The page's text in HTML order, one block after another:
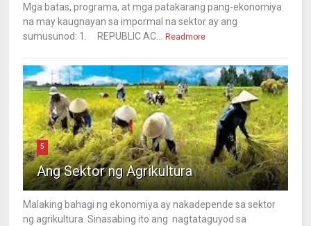
Mga batas, programa, at mga patakarang pang-ekonomiya
na may kaugnayan sa impormal na sektor ay ang
sumusunod: 1. REPUBLIC AC...
Readmore
5
Ang Sektor ng Agrikultura
Malaking bahagi ng ekonomiya ay nakadepende sa sektor
ng agrikultura. Sinasabing ito ang nagtataguyod sa